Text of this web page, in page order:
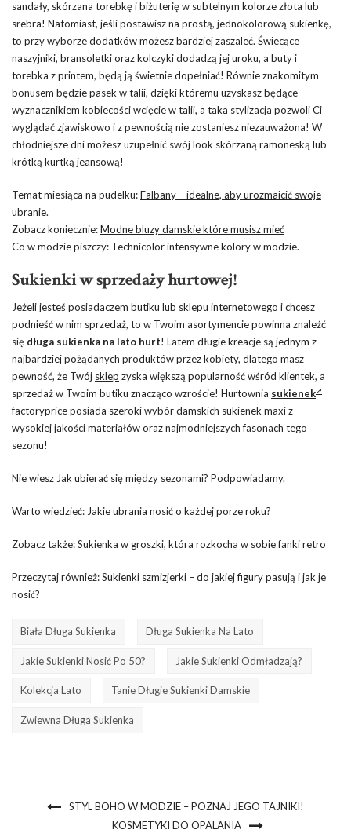
sandały, skórzana torebkę i biżuterię w subtelnym kolorze złota lub
srebra! Natomiast, jeśli postawisz na prostą, jednokolorową sukienkę,
to przy wyborze dodatków możesz bardziej zaszaleć. Świecące
naszyjniki, bransoletki oraz kolczyki dodadzą jej uroku, a buty i
torebka z printem, będą ją świetnie dopełniać! Równie znakomitym
bonusem będzie pasek w talii, dzięki któremu uzyskasz będące
wyznacznikiem kobiecości wcięcie w talii, a taka stylizacja pozwoli Ci
wyglądać zjawiskowo i z pewnością nie zostaniesz niezauważona! W
chłodniejsze dni możesz uzupełnić swój look skórzaną ramoneską lub
krótką kurtką jeansową!
Temat miesiąca na pudelku:Falbany – idealne, aby urozmaicić swoje
ubranie.
Zobacz koniecznie:Modne bluzy damskie które musisz mieć
Co w modzie piszczy: Technicolor intensywne kolory w modzie.
Sukienki w sprzedaży hurtowej!
Jeżeli jesteś posiadaczem butiku lub sklepu internetowego i chcesz
podnieść w nim sprzedaż, to w Twoim asortymencie powinna znaleźć
się długa sukienka na lato hurt! Latem długie kreacje są jednym z
najbardziej pożądanych produktów przez kobiety, dlatego masz
pewność, że Twój sklep zyska większą popularność wśród klientek, a
sprzedaż w Twoim butiku znacząco wzroście! Hurtownia sukienek
factoryprice posiada szeroki wybór damskich sukienek maxi z
wysokiej jakości materiałów oraz najmodniejszych fasonach tego
sezonu!
Nie wiesz Jak ubierać się między sezonami? Podpowiadamy.
Warto wiedzieć: Jakie ubrania nosić o każdej porze roku?
Zobacz także: Sukienka w groszki, która rozkocha w sobie fanki retro
Przeczytaj również: Sukienki szmizjerki – do jakiej figury pasują i jak je
nosić?
Biała Długa Sukienka Długa Sukienka Na Lato
Jakie Sukienki Nosić Po 50? Jakie Sukienki Odmładzają?
Kolekcja Lato Tanie Długie Sukienki Damskie
Zwiewna Długa Sukienka
STYL BOHO W MODZIE – POZNAJ JEGO TAJNIKI!
KOSMETYKI DO OPALANIA